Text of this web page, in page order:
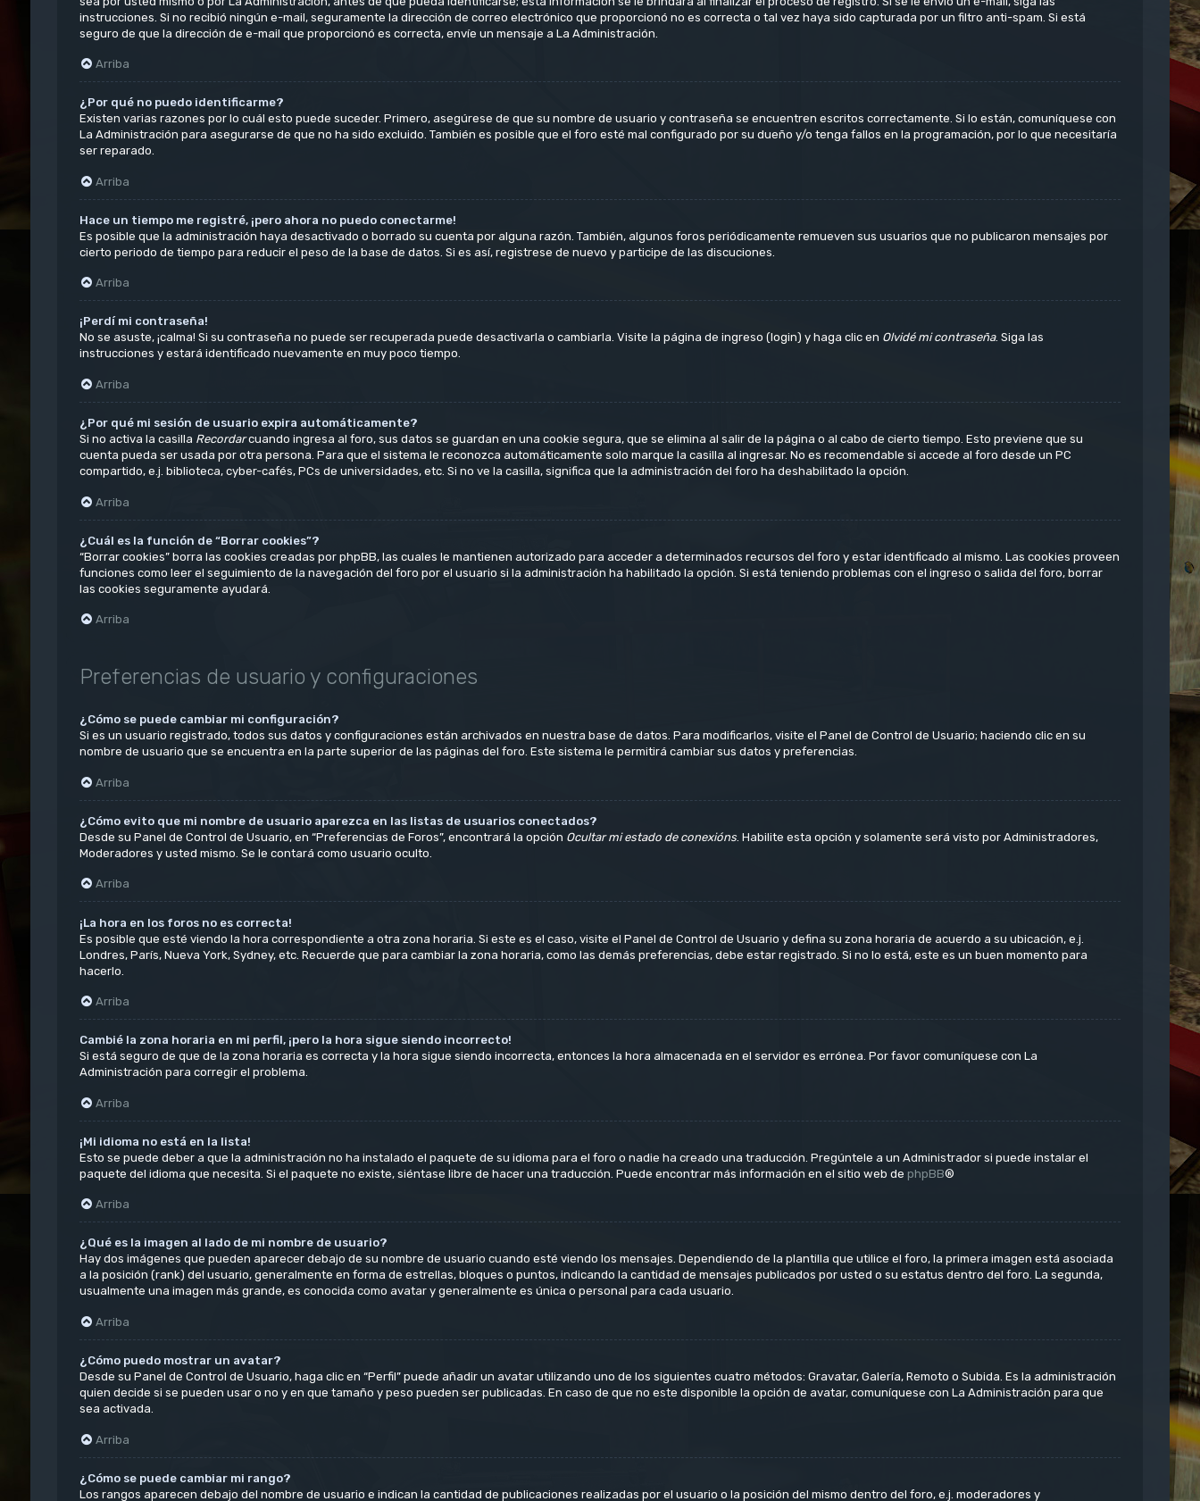
instrucciones. Si no recibió ningún e-mail, seguramente la dirección de correo electrónico que proporcionó no es correcta o tal vez haya sido capturada por un filtro anti-spam. Si está
seguro de que la dirección de e-mail que proporcionó es correcta, envíe un mensaje a La Administración.
Arriba
¿Por qué no puedo identificarme?
Existen varias razones por lo cuál esto puede suceder. Primero, asegúrese de que su nombre de usuario y contraseña se encuentren escritos correctamente. Si lo están, comuníquese con
La Administración para asegurarse de que no ha sido excluido. También es posible que el foro esté mal configurado por su dueño y/o tenga fallos en la programación, por lo que necesitaría
ser reparado.
Arriba
Hace un tiempo me registré, ¡pero ahora no puedo conectarme!
Es posible que la administración haya desactivado o borrado su cuenta por alguna razón. También, algunos foros periódicamente remueven sus usuarios que no publicaron mensajes por
cierto periodo de tiempo para reducir el peso de la base de datos. Si es así, registrese de nuevo y participe de las discuciones.
Arriba
¡Perdí mi contraseña!
No se asuste, ¡calma! Si su contraseña no puede ser recuperada puede desactivarla o cambiarla. Visite la página de ingreso (login) y haga clic en Olvidé mi contraseña. Siga las
instrucciones y estará identificado nuevamente en muy poco tiempo.
Arriba
¿Por qué mi sesión de usuario expira automáticamente?
Si no activa la casilla Recordarcuando ingresa al foro, sus datos se guardan en una cookie segura, que se elimina al salir de la página o al cabo de cierto tiempo. Esto previene que su
cuenta pueda ser usada por otra persona. Para que el sistema le reconozca automáticamente solo marque la casilla al ingresar. No es recomendable si accede al foro desde un PC
compartido, e.j. biblioteca, cyber-cafés, PCs de universidades, etc. Si no ve la casilla, significa que la administración del foro ha deshabilitado la opción.
Arriba
¿Cuál es la función de “Borrar cookies”?
“Borrar cookies” borra las cookies creadas por phpBB, las cuales le mantienen autorizado para acceder a determinados recursos del foro y estar identificado al mismo. Las cookies proveen
funciones como leer el seguimiento de la navegación del foro por el usuario si la administración ha habilitado la opción. Si está teniendo problemas con el ingreso o salida del foro, borrar
las cookies seguramente ayudará.
Arriba
Preferencias de usuario y configuraciones
¿Cómo se puede cambiar mi configuración?
Si es un usuario registrado, todos sus datos y configuraciones están archivados en nuestra base de datos. Para modificarlos, visite el Panel de Control de Usuario; haciendo clic en su
nombre de usuario que se encuentra en la parte superior de las páginas del foro. Este sistema le permitirá cambiar sus datos y preferencias.
Arriba
¿Cómo evito que mi nombre de usuario aparezca en las listas de usuarios conectados?
Desde su Panel de Control de Usuario, en “Preferencias de Foros”, encontrará la opción Ocultar mi estado de conexións. Habilite esta opción y solamente será visto por Administradores,
Moderadores y usted mismo. Se le contará como usuario oculto.
Arriba
¡La hora en los foros no es correcta!
Es posible que esté viendo la hora correspondiente a otra zona horaria. Si este es el caso, visite el Panel de Control de Usuario y defina su zona horaria de acuerdo a su ubicación, e.j.
Londres, París, Nueva York, Sydney, etc. Recuerde que para cambiar la zona horaria, como las demás preferencias, debe estar registrado. Si no lo está, este es un buen momento para
hacerlo.
Arriba
Cambié la zona horaria en mi perfil, ¡pero la hora sigue siendo incorrecto!
Si está seguro de que de la zona horaria es correcta y la hora sigue siendo incorrecta, entonces la hora almacenada en el servidor es errónea. Por favor comuníquese con La
Administración para corregir el problema.
Arriba
¡Mi idioma no está en la lista!
Esto se puede deber a que la administración no ha instalado el paquete de su idioma para el foro o nadie ha creado una traducción. Pregúntele a un Administrador si puede instalar el
paquete del idioma que necesita. Si el paquete no existe, siéntase libre de hacer una traducción. Puede encontrar más información en el sitio web de phpBB®
Arriba
¿Qué es la imagen al lado de mi nombre de usuario?
Hay dos imágenes que pueden aparecer debajo de su nombre de usuario cuando esté viendo los mensajes. Dependiendo de la plantilla que utilice el foro, la primera imagen está asociada
a la posición (rank) del usuario, generalmente en forma de estrellas, bloques o puntos, indicando la cantidad de mensajes publicados por usted o su estatus dentro del foro. La segunda,
usualmente una imagen más grande, es conocida como avatar y generalmente es única o personal para cada usuario.
Arriba
¿Cómo puedo mostrar un avatar?
Desde su Panel de Control de Usuario, haga clic en “Perfil” puede añadir un avatar utilizando uno de los siguientes cuatro métodos: Gravatar, Galería, Remoto o Subida. Es la administración
quien decide si se pueden usar o no y en que tamaño y peso pueden ser publicadas. En caso de que no este disponible la opción de avatar, comuníquese con La Administración para que
sea activada.
Arriba
¿Cómo se puede cambiar mi rango?
Los rangos aparecen debajo del nombre de usuario e indican la cantidad de publicaciones realizadas por el usuario o la posición del mismo dentro del foro, e.j. moderadores y